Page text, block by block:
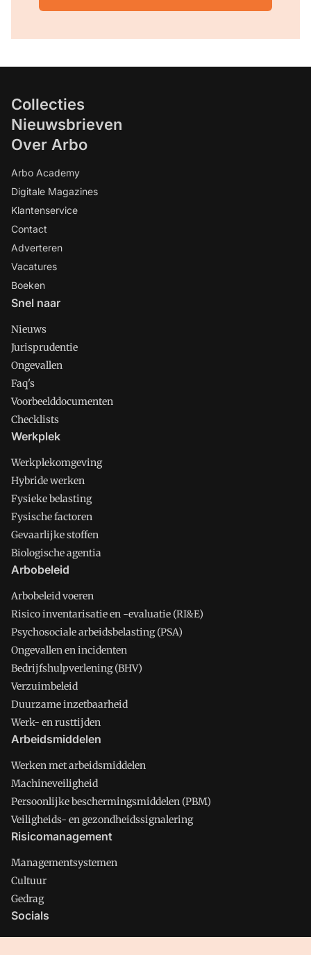
Collecties
Nieuwsbrieven
Over Arbo
Arbo Academy
Digitale Magazines
Klantenservice
Contact
Adverteren
Vacatures
Boeken
Snel naar
Nieuws
Jurisprudentie
Ongevallen
Faq's
Voorbeelddocumenten
Checklists
Werkplek
Werkplekomgeving
Hybride werken
Fysieke belasting
Fysische factoren
Gevaarlijke stoffen
Biologische agentia
Arbobeleid
Arbobeleid voeren
Risico inventarisatie en -evaluatie (RI&E)
Psychosociale arbeidsbelasting (PSA)
Ongevallen en incidenten
Bedrijfshulpverlening (BHV)
Verzuimbeleid
Duurzame inzetbaarheid
Werk- en rusttijden
Arbeidsmiddelen
Werken met arbeidsmiddelen
Machineveiligheid
Persoonlijke beschermingsmiddelen (PBM)
Veiligheids- en gezondheidssignalering
Risicomanagement
Managementsystemen
Cultuur
Gedrag
Socials